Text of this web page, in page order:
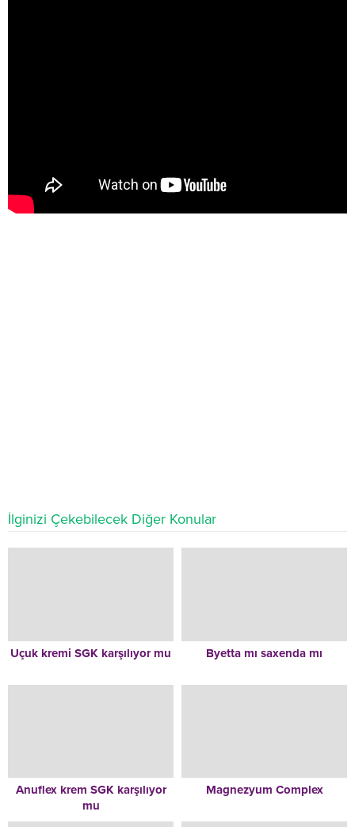
İlginizi Çekebilecek Diğer Konular
Uçuk kremi SGK karşılıyor mu Byetta mı saxenda mı
Anuflex krem SGK karşılıyor
mu
Magnezyum Complex